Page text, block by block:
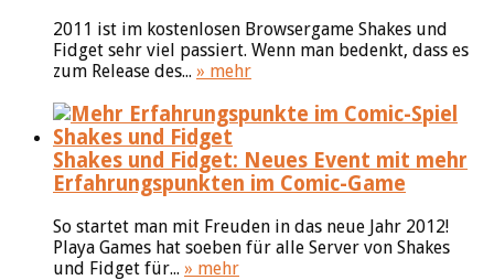
2011 ist im kostenlosen Browsergame Shakes und
Fidget sehr viel passiert. Wenn man bedenkt, dass es
zum Release des... » mehr
Shakes und Fidget: Neues Event mit mehr
Erfahrungspunkten im Comic-Game
So startet man mit Freuden in das neue Jahr 2012!
Playa Games hat soeben für alle Server von Shakes
und Fidget für... » mehr